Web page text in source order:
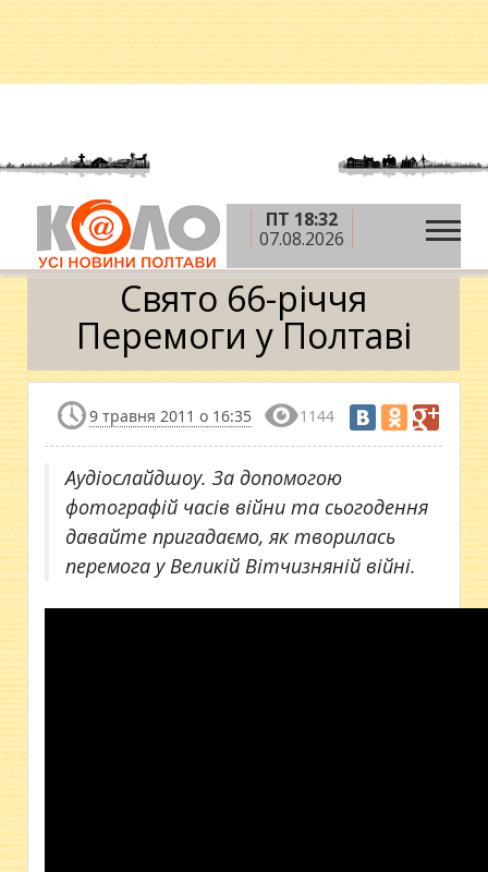
ПТ 18:32
07.08.2026
Головна » Новини »
Свято 66-річчя Перемоги у
Полтаві
Свято 66-річчя
Перемоги у Полтаві
9 травня 2011 о 16:35 1144
Аудіослайдшоу. За допомогою
фотографій часів війни та сьогодення
давайте пригадаємо, як творилась
перемога у Великій Вітчизняній війні.